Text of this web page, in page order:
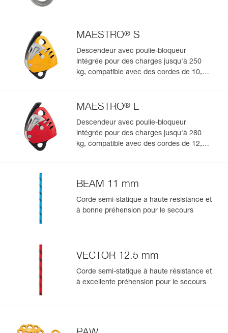
Conditionnement : 1
Gérer et inspecter facilement votre EPI
Ajoutez un produit Petzl en scannant simplement son
datamatrix : toutes les informations relatives au produit
existantes.
Voir l'historique d'un produit à partir de sa date de
fabrication.
MAESTRO® S
Descendeur avec poulie-bloqueur
intégrée pour des charges jusqu'à 250
kg, compatible avec des cordes de 10,5 à
MAESTRO® L
Descendeur avec poulie-bloqueur
intégrée pour des charges jusqu'à 280
kg, compatible avec des cordes de 12,5 à
BEAM 11 mm
Corde semi-statique à haute résistance et
à bonne préhension pour le secours
VECTOR 12.5 mm
Corde semi-statique à haute résistance et
à excellente préhension pour le secours